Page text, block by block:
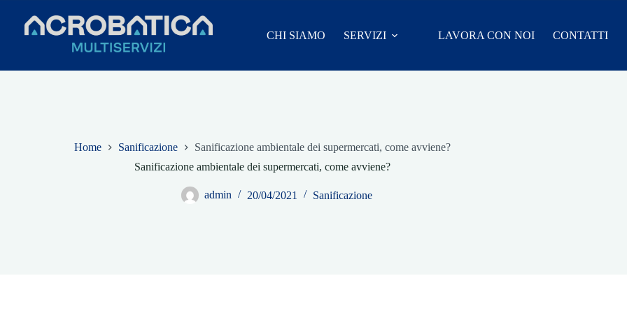
contenuto
CHI SIAMO SERVIZI LAVORA CON NOI CONTATTI
Home Sanificazione
Sanificazione ambientale dei supermercati, come avviene?
Sanificazione ambientale dei supermercati, come avviene?
admin 20/04/2021 Sanificazione